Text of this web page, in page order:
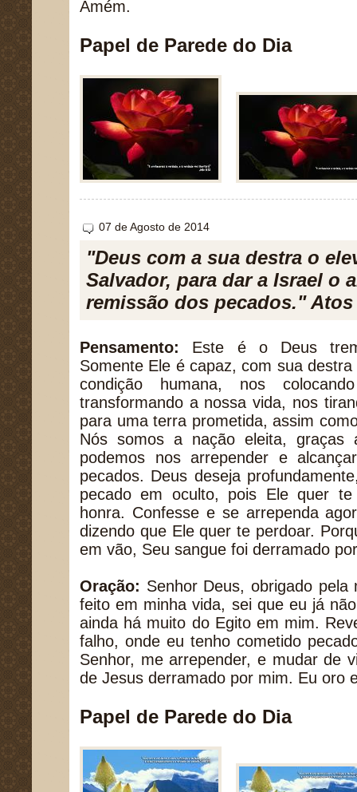
Amém.
Papel de Parede do Dia
07 de Agosto de 2014
"Deus com a sua destra o
Salvador, para dar a Israel o
remissão dos pecados." Atos
Pensamento: Este é o Deus
Somente Ele é capaz, com sua
condição humana, nos
transformando a nossa vida, nos
para uma terra prometida, assim
Nós somos a nação eleita, graças
podemos nos arrepender e
pecados. Deus deseja
pecado em oculto, pois Ele quer
honra. Confesse e se arrependa
dizendo que Ele quer te perdoar.
em vão, Seu sangue foi derramado
Oração: Senhor Deus, obrigado
feito em minha vida, sei que eu já
ainda há muito do Egito em mim.
falho, onde eu tenho cometido
Senhor, me arrepender, e mudar de
de Jesus derramado por mim. Eu oro
Papel de Parede do Dia